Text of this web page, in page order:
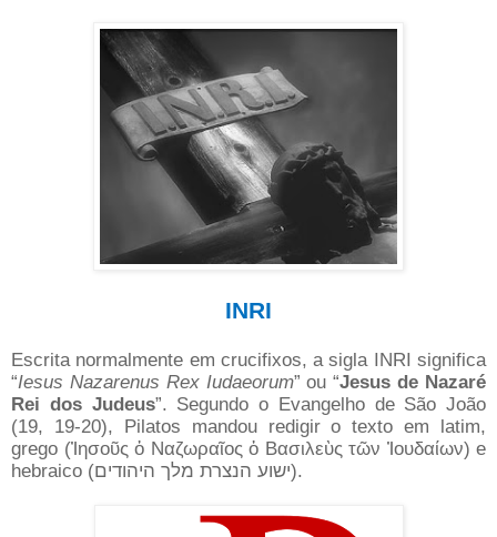
INRI
Escrita normalmente em crucifixos, a sigla INRI significa
“Iesus Nazarenus Rex Iudaeorum” ou “Jesus de Nazaré
Rei dos Judeus”. Segundo o Evangelho de São João
(19, 19-20), Pilatos mandou redigir o texto em latim,
grego (Ἰησοῦς ὁ Ναζωραῖος ὁ Bασιλεὺς τῶν Ἰουδαίων) e
hebraico (ישוע הנצרת מלך היהודים).